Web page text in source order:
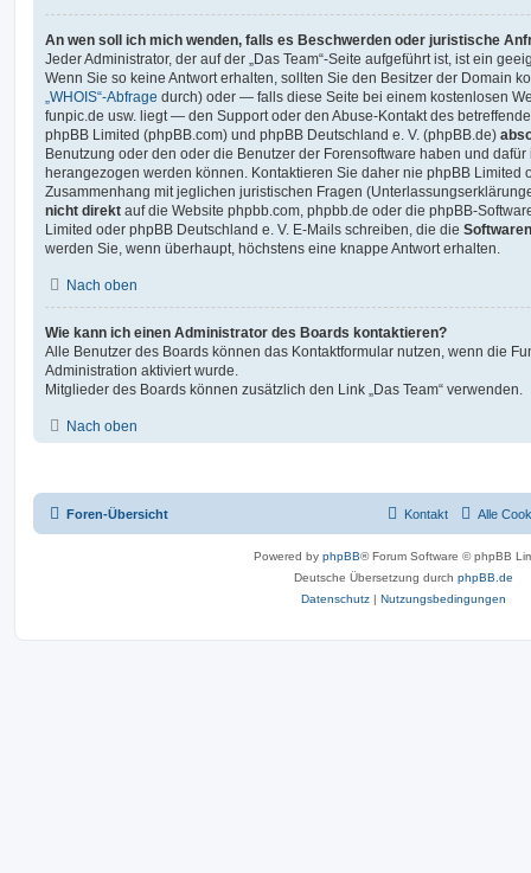
An wen soll ich mich wenden, falls es Beschwerden oder juristische
Jeder Administrator, der auf der „Das Team“-Seite aufgeführt ist, ist ein
Wenn Sie so keine Antwort erhalten, sollten Sie den Besitzer der Domain
„WHOIS“-Abfrage durch) oder — falls diese Seite bei einem kostenlosen
funpic.de usw. liegt — den Support oder den Abuse-Kontakt des
phpBB Limited (phpBB.com) und phpBB Deutschland e. V. (phpBB.de)
Benutzung oder den oder die Benutzer der Forensoftware haben und
herangezogen werden können. Kontaktieren Sie daher nie phpBB Limited
Zusammenhang mit jeglichen juristischen Fragen
nicht direkt auf die Website phpbb.com, phpbb.de oder die phpBB-
Limited oder phpBB Deutschland e. V. E-Mails schreiben, die die
werden Sie, wenn überhaupt, höchstens eine knappe Antwort erhalten.
Nach oben
Wie kann ich einen Administrator des Boards kontaktieren?
Alle Benutzer des Boards können das Kontaktformular nutzen, wenn die
Administration aktiviert wurde.
Mitglieder des Boards können zusätzlich den Link „Das Team“ verwenden.
Nach oben
Foren-Übersicht Alle
Kontakt
Powered by phpBB® Forum Software © phpBB
Deutsche Übersetzung durch phpBB.de
Datenschutz | Nutzungsbedingungen